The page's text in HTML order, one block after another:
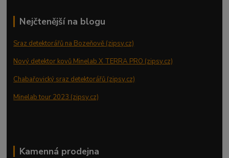
Nejčtenější na blogu
Sraz detektorářů na Bozeňově (zipsy.cz)
Nový detektor kovů Minelab X TERRA PRO (zipsy.cz)
Chabařovický sraz detektorářů (zipsy.cz)
Minelab tour 2023 (zipsy.cz)
Kamenná prodejna